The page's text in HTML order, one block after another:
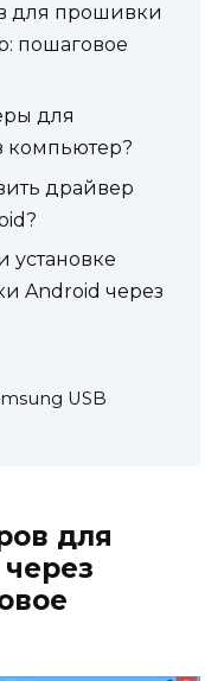
для прошивки
пошаговое
для
компьютер?
драйвер
Android через
USB
для